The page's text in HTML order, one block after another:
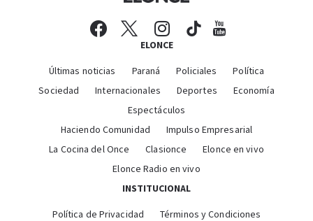
ELONCE
Últimas noticias Paraná Policiales
Política
Sociedad
Internacionales Deportes
Economía
Espectáculos
Haciendo Comunidad
Impulso Empresarial
La Cocina del Once
Clasionce
Elonce en vivo
Elonce Radio en vivo
INSTITUCIONAL
Política de Privacidad Términos y Condiciones